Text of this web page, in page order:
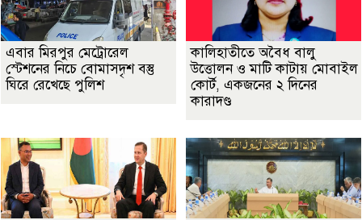
এবার মিরপুর মেট্রোরেল
স্টেশনের নিচে বোমাসদৃশ বস্তু
ঘিরে রেখেছে পুলিশ
কালিহাতীতে অবৈধ বালু
উত্তোলন ও মাটি কাটায় মোবাইল
কোর্ট, একজনের ২ দিনের
কারাদণ্ড